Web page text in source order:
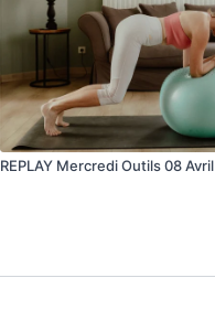
REPLAY Mercredi Outils 08 Avril